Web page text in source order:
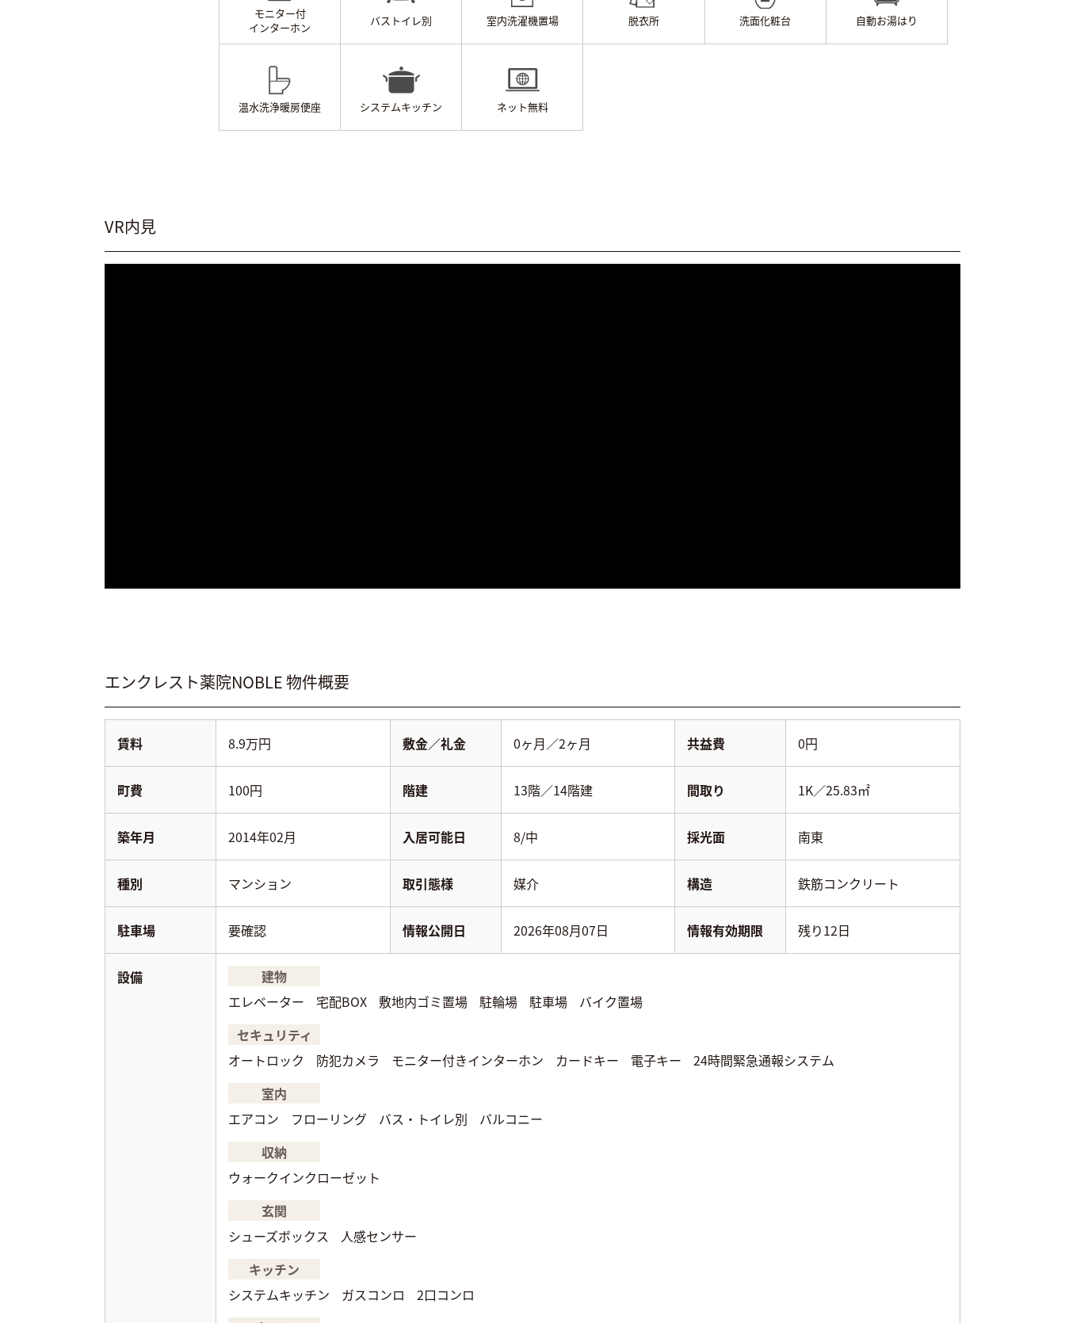
モニター付
インターホン
バストイレ別 室内洗濯機置場 脱衣所 洗面化粧台 自動お湯はり
温水洗浄暖房便座 システムキッチン ネット無料
VR内見
エンクレスト薬院NOBLE物件概要
賃料 8.9万円 敷金／礼金 0ヶ月／2ヶ月 共益費 0円
町費 100円 階建 13階／14階建 間取り 1K／25.83㎡
築年月 2014年02月 入居可能日 8/中 採光面 南東
種別 マンション 取引態様 媒介 構造 鉄筋コンクリート
駐車場 要確認 情報公開日 2026年08月07日 情報有効期限 残り12日
設備
建物
エレベーター
宅配BOX 敷地内ゴミ置場 駐輪場 駐車場
バイク置場
セキュリティ
オートロック
防犯カメラ モニター付きインターホン カードキー 電子キー
24時間緊急通報システム
室内
エアコン
フローリング バス・トイレ別
バルコニー
収納
ウォークインクローゼット
玄関
シューズボックス
人感センサー
キッチン
システムキッチン
ガスコンロ
2口コンロ